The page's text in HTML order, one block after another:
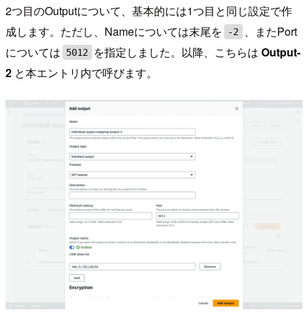
2つ目のOutputについて、基本的には1つ目と同じ設定で作
成します。ただし、Nameについては末尾を
-2
、またPort
については
5012 を指定しました。以降、こちらはOutput-
2 と本エントリ内で呼びます。